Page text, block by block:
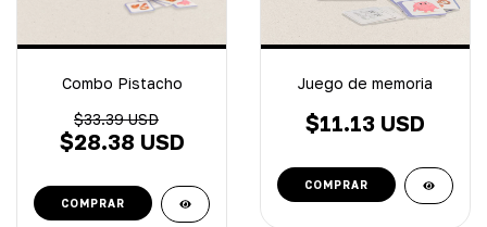
Combo Pistacho
$33.39 USD
$28.38 USD
Juego de memoria
$11.13 USD